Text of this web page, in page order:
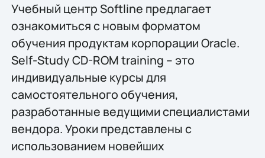
Учебный центр Softline предлагает
ознакомиться с новым форматом
обучения продуктам корпорации Oracle.
Self-Study CD-ROM training – это
индивидуальные курсы для
самостоятельного обучения,
разработанные ведущими специалистами
вендора. Уроки представлены с
использованием новейших